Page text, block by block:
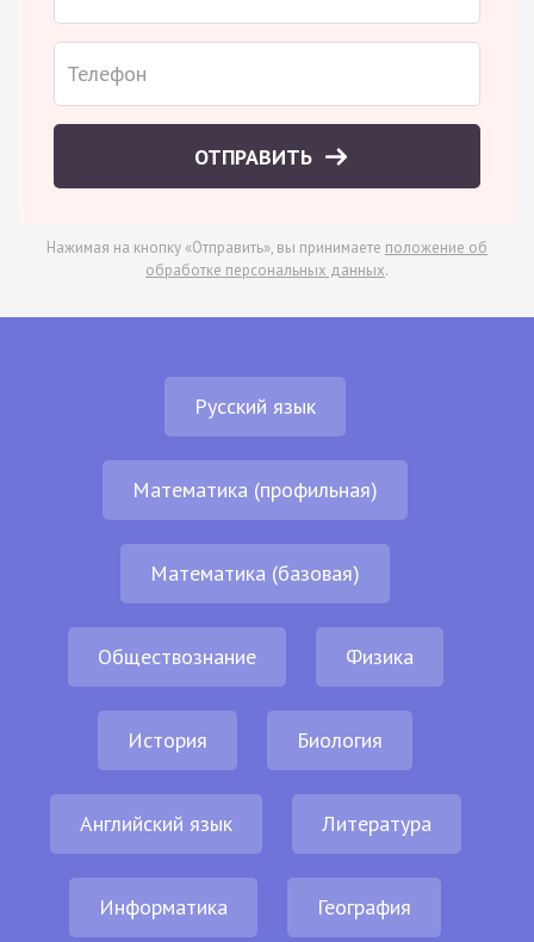
ОТПРАВИТЬ
Нажимая на кнопку «Отправить», вы принимаете положение об
обработке персональных данных.
Русский язык
Математика (профильная)
Математика (базовая)
Обществознание Физика
История Биология
Английский язык Литература
Информатика География